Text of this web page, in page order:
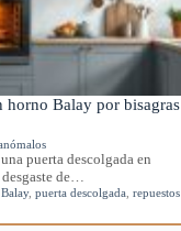
horno Balay por bisagras
puerta descolgada en
de…
,puerta descolgada ,repuestos